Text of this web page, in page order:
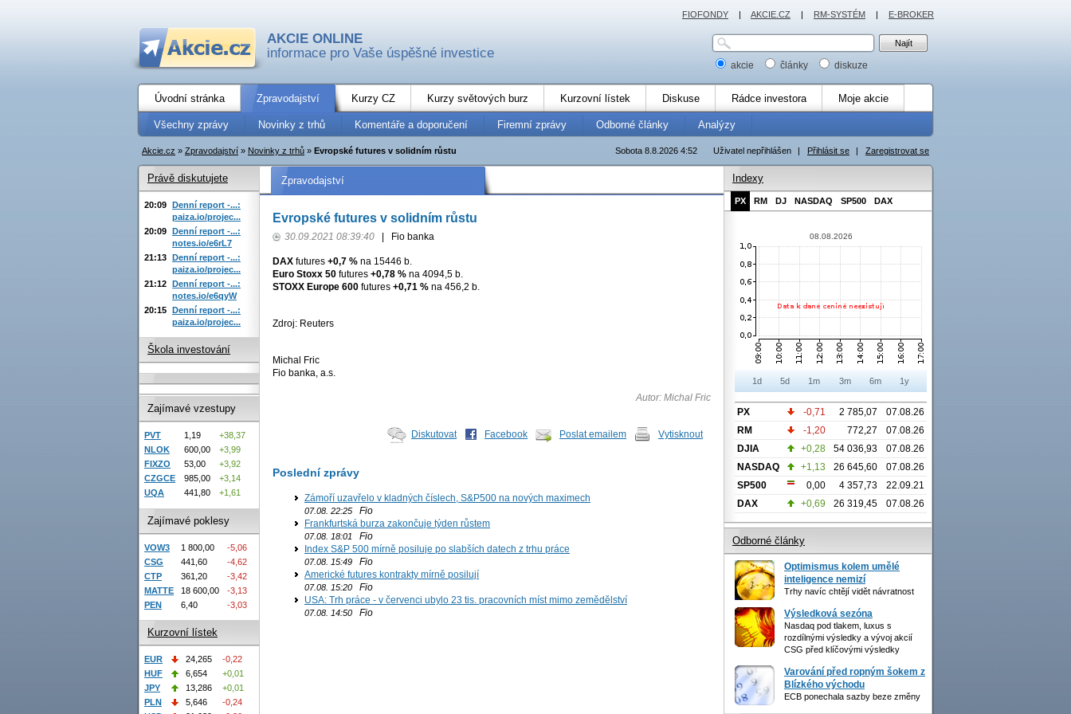
AKCIE ONLINE
informace pro Vaše úspěšné investice
akcie články diskuze
Úvodní stránka Zpravodajství Kurzy CZ Kurzy světových burz Kurzovní lístek Diskuse Rádce investora Moje akcie
Všechny zprávy Novinky z trhů Komentáře a doporučení Firemní zprávy Odborné články Analýzy
Uživatel nepřihlášen | Přihlásit se | Zaregistrovat se
Sobota 8.8.2026 4:52
Akcie.cz » Zpravodajství » Novinky z trhů » Evropské futures v solidním růstu
Zpravodajství
Evropské futures v solidním růstu
30.09.2021 08:39:40 Fio banka
DAX futures +0,7 % na 15446 b.
Euro Stoxx 50 futures +0,78 % na 4094,5 b.
STOXX Europe 600 futures +0,71 % na 456,2 b.
Zdroj: Reuters
Michal Fric
Fio banka, a.s.
Autor: Michal Fric
Diskutovat Facebook Poslat emailem Vytisknout
Poslední zprávy
Zámoří uzavřelo v kladných číslech, S&P500 na nových maximech
07.08. 22:25 Fio
Frankfurtská burza zakončuje týden růstem
07.08. 18:01
Fio
Index S&P 500 mírně posiluje po slabších datech z trhu práce
07.08. 15:49 Fio
Americké futures kontrakty mírně posilují
07.08. 15:20 Fio
USA: Trh práce - v červenci ubylo 23 tis. pracovních míst mimo zemědělství
07.08. 14:50 Fio
Právě diskutujete
20:09 Denní report -...:
paiza.io/projec...
20:09 Denní report -...:
notes.io/e6rL7
21:13 Denní report -...:
paiza.io/projec...
21:12 Denní report -...:
notes.io/e6qyW
20:15 Denní report -...:
paiza.io/projec...
Škola investování
Zajímavé vzestupy
PVT 1,19
+38,37
NLOK
600,00
+3,99
FIXZO
53,00
+3,92
CZGCE
985,00
+3,14
UQA
441,80 +1,61
Zajímavé poklesy
VOW3 1 800,00
-5,06
CSG
441,60
-4,62
CTP
361,20
-3,42
MATTE
18 600,00
-3,13
PEN
6,40 -3,03
Kurzovní lístek
EUR 24,265
-0,22
HUF
6,654
+0,01
JPY
13,286
+0,01
PLN
5,646
-0,24
Indexy
PX RM DJ NASDAQ SP500 DAX
08.08.2026
1d 5d 1m 3m 6m 1y
PX -0,71 2 785,07
07.08.26
RM
-1,20 772,27
07.08.26
DJIA
+0,28 54 036,93
07.08.26
NASDAQ
+1,13 26 645,60
07.08.26
SP500
0,00 4 357,73
22.09.21
DAX
+0,69 26 319,45 07.08.26
Odborné články
Optimismus kolem umělé
inteligence nemizí
Trhy navíc chtějí vidět návratnost
Výsledková sezóna
Nasdaq pod tlakem, luxus s
rozdílnými výsledky a vývoj akcií
CSG před klíčovými výsledky
Varování před ropným šokem z
Blízkého východu
ECB ponechala sazby beze změny
FIOFONDY | AKCIE.CZ | RM-SYSTÉM | E-BROKER